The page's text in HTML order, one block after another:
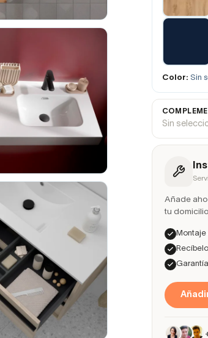
Color: Sin
Sin
Añade
tu domicilio
Montaje